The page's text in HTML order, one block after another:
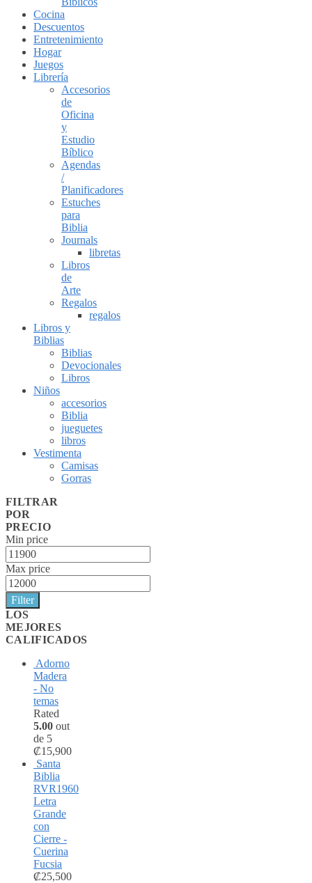
Cocina
Descuentos
Entretenimiento
Hogar
Juegos
Librería
Accesorios
de
Oficina
y
Estudio
Bíblico
Agendas
/
Planificadores
Estuches
para
Biblia
Journals
libretas
Libros
de
Arte
Regalos
regalos
Libros y
Biblias
Biblias
Devocionales
Libros
Niños
accesorios
Biblia
jueguetes
libros
Vestimenta
Camisas
Gorras
FILTRAR
POR
PRECIO
Min price
Max price
Filter
LOS
MEJORES
CALIFICADOS
Adorno
Madera
- No
temas
Rated
5.00 out
de 5
₡15,900
Santa
Biblia
RVR1960
Letra
Grande
con
Cierre -
Cuerina
Fucsia
₡25,500